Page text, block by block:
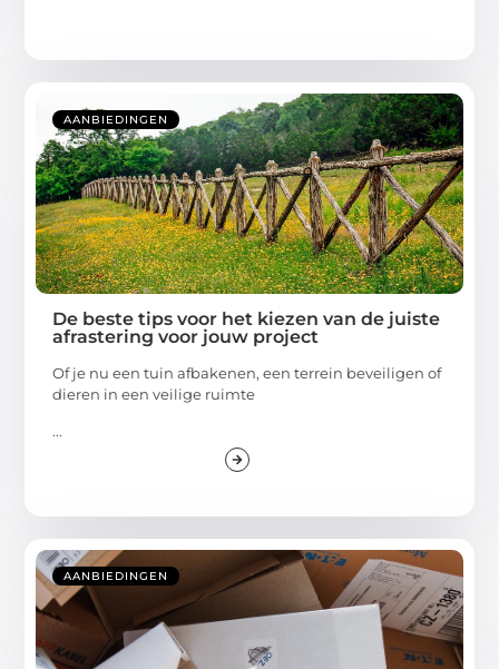
AANBIEDINGEN
De beste tips voor het kiezen van de juiste
afrastering voor jouw project
Of je nu een tuin afbakenen, een terrein beveiligen of
dieren in een veilige ruimte
...
AANBIEDINGEN